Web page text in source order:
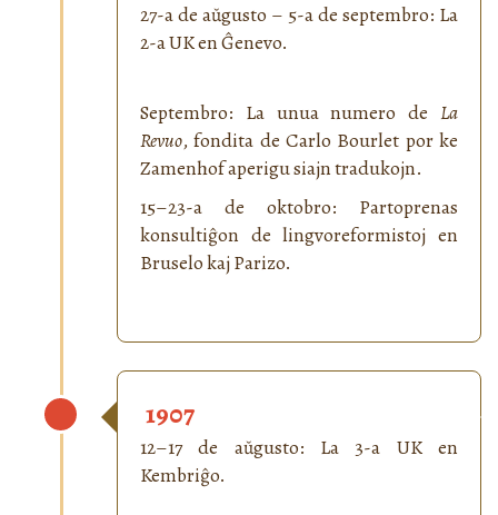
27-a de aŭgusto – 5-a de septembro: La
2-a UK en Ĝenevo.
Septembro: La unua numero de La
Revuo, fondita de Carlo Bourlet por ke
Zamenhof aperigu siajn tradukojn.
15–23-a de oktobro: Partoprenas
konsultiĝon de lingvoreformistoj en
Bruselo kaj Parizo.
1907
12–17 de aŭgusto: La 3-a UK en
Kembriĝo.